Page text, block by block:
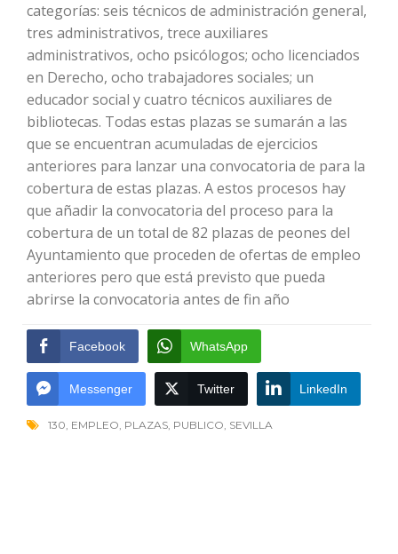
categorías: seis técnicos de administración general,
tres administrativos, trece auxiliares
administrativos, ocho psicólogos; ocho licenciados
en Derecho, ocho trabajadores sociales; un
educador social y cuatro técnicos auxiliares de
bibliotecas. Todas estas plazas se sumarán a las
que se encuentran acumuladas de ejercicios
anteriores para lanzar una convocatoria de para la
cobertura de estas plazas. A estos procesos hay
que añadir la convocatoria del proceso para la
cobertura de un total de 82 plazas de peones del
Ayuntamiento que proceden de ofertas de empleo
anteriores pero que está previsto que pueda
abrirse la convocatoria antes de fin año
Facebook WhatsApp
Messenger Twitter LinkedIn
130, EMPLEO, PLAZAS, PUBLICO, SEVILLA